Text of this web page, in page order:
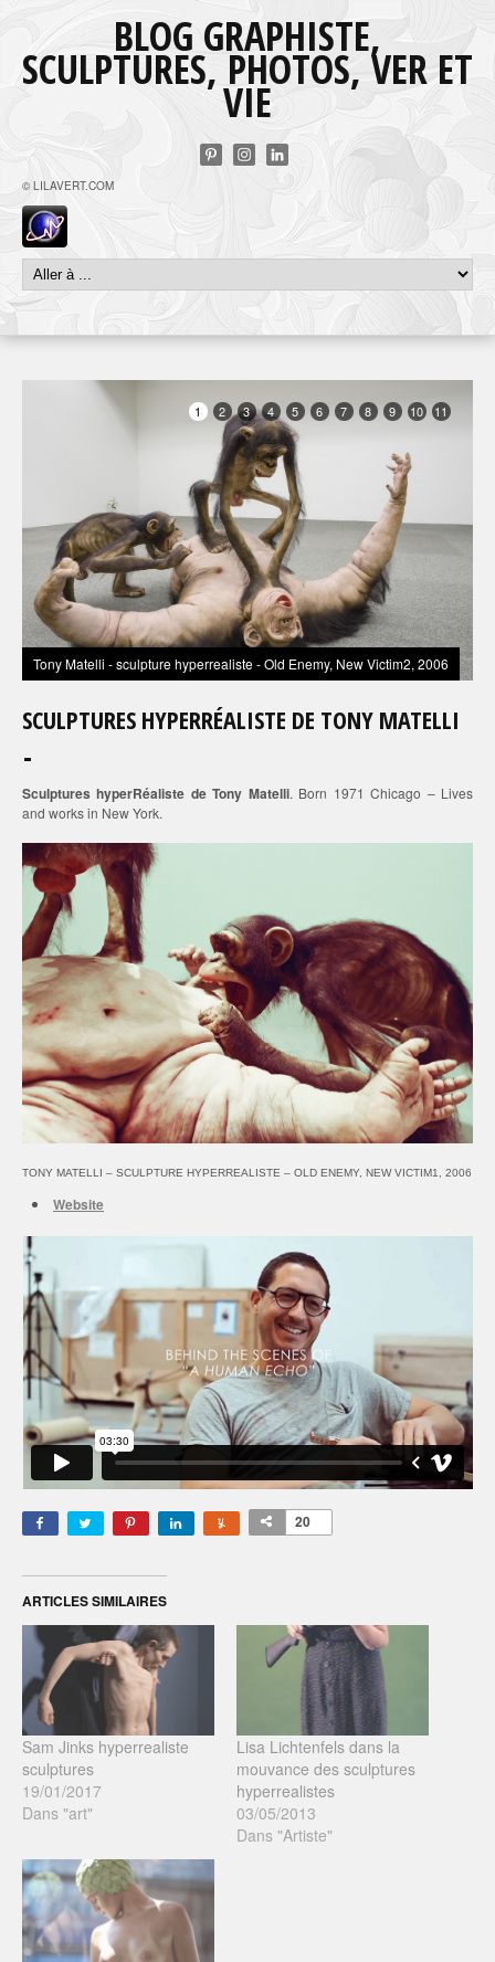
BLOG GRAPHISTE,
SCULPTURES, PHOTOS, VER ET
VIE
© LILAVERT.COM
Tony Matelli - sculpture hyperrealiste - Old Enemy, New Victim2, 2006
1 2 3 4 5 6 7 8 9 10 11
SCULPTURES HYPERRÉALISTE DE TONY MATELLI
Sculptures hyperRéaliste de Tony Matelli. Born 1971 Chicago – Lives
and works in New York.
TONY MATELLI – SCULPTURE HYPERREALISTE – OLD ENEMY, NEW VICTIM1, 2006
Website
20
ARTICLES SIMILAIRES
Sam Jinks hyperrealiste
sculptures
19/01/2017
Dans "art"
Lisa Lichtenfels dans la
mouvance des sculptures
hyperrealistes
03/05/2013
Dans "Artiste"